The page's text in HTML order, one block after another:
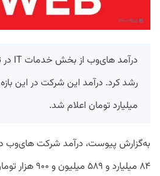
میلیارد تومان اعلام شد.
به‌گزارش پیوست، درآمد شرکت های‌وب در
۸۴ میلیارد و